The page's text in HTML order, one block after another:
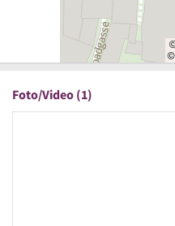
Foto/Video (1)